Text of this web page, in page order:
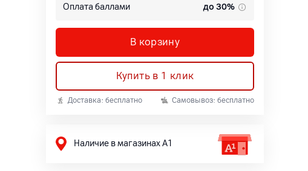
Оплата баллами до 30%
В корзину
Купить в 1 клик
Доставка: бесплатно Самовывоз: бесплатно
Наличие в магазинах А1